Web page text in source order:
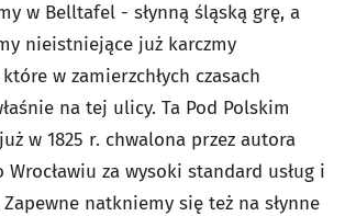
w Belltafel - słynną śląską grę, a
nieistniejące już karczmy
w zamierzchłych czasach
na tej ulicy. Ta Pod Polskim
w 1825 r. chwalona przez autora
za wysoki standard usług i
natkniemy się też na słynne